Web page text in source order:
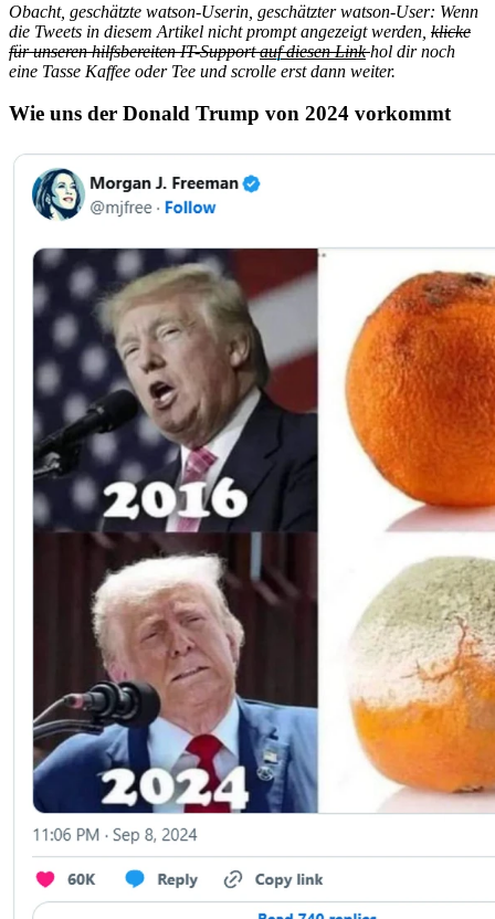
Obacht, geschätzte watson-Userin, geschätzter watson-User: Wenn
die Tweets in diesem Artikel nicht prompt angezeigt werden, klicke
für unseren hilfsbereiten IT-Supportauf diesen Link hol dir noch
eine Tasse Kaffee oder Tee und scrolle erst dann weiter.
Wie uns der Donald Trump von 2024 vorkommt